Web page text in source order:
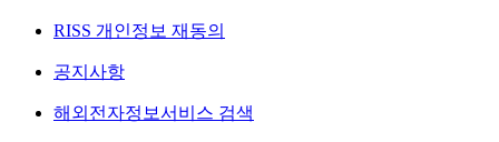
RISS 개인정보 재동의
공지사항
해외전자정보서비스 검색